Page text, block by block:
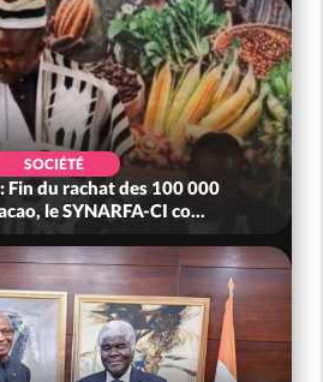
SOCIÉTÉ
Fin du rachat des 100 000
le SYNARFA-CI co...